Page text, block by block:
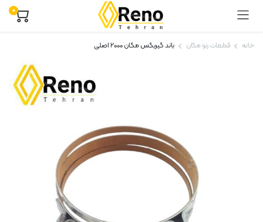
۰
خانه قطعات رنو مگان باند گیربگس مگان ۲۰۰۰ اصلی